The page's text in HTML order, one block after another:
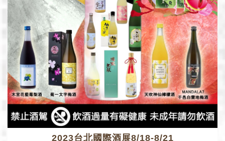
2023台北國際酒展8/18-8/21